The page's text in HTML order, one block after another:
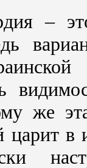
–
же
в